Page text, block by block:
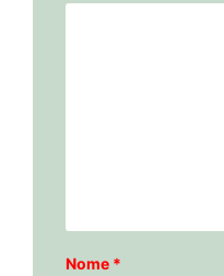
Nome *